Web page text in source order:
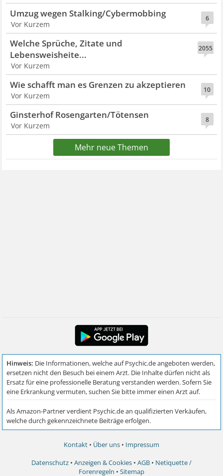
6
Umzug wegen Stalking/Cybermobbing
Vor Kurzem
2055
Welche Sprüche, Zitate und
Lebensweisheite...
Vor Kurzem
10
Wie schafft man es Grenzen zu akzeptieren
Vor Kurzem
8
Ginsterhof Rosengarten/Tötensen
Vor Kurzem
Mehr neue Themen
Kontakt • Über uns • Impressum
Datenschutz • Anzeigen & Cookies • AGB • Netiquette /
Forenregeln • Sitemap